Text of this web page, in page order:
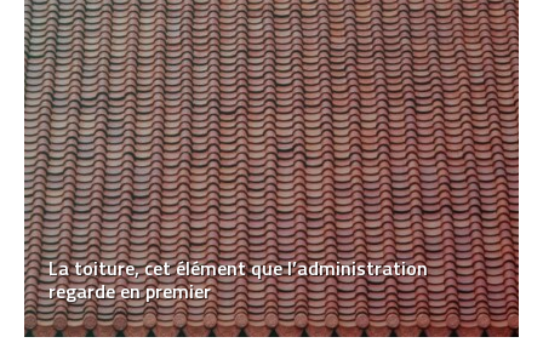
La toiture, cet élément que l’administration
regarde en premier